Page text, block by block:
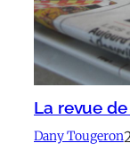
La revue
Dany Tougeron